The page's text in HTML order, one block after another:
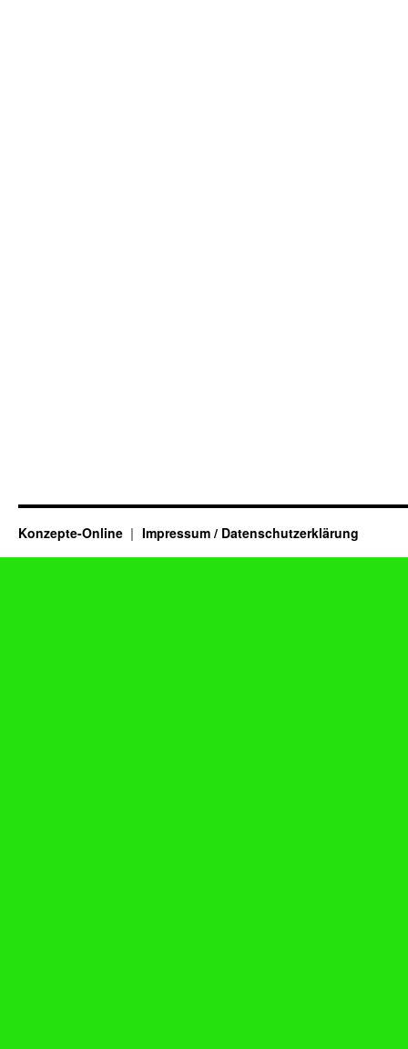
Konzepte-Online Impressum / Datenschutzerklärung